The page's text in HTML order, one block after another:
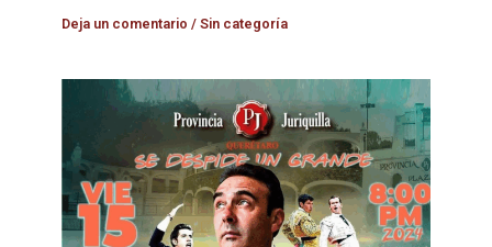
Deja un comentario /Sin categoría